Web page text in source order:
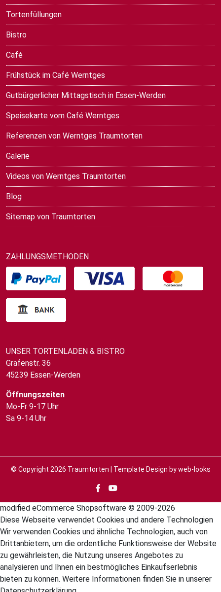
Tortenfüllungen
Bistro
Café
Frühstück im Café Werntges
Gutbürgerlicher Mittagstisch in Essen-Werden
Speisekarte vom Café Werntges
Referenzen von Werntges Traumtorten
Galerie
Videos von Werntges Traumtorten
Blog
Sitemap von Traumtorten
ZAHLUNGSMETHODEN
UNSER TORTENLADEN & BISTRO
Grafenstr. 36
45239 Essen-Werden
Öffnungszeiten
Mo-Fr 9-17 Uhr
Sa 9-14 Uhr
© Copyright 2026 Traumtorten | Template Design byweb-looks
modified eCommerce Shopsoftware © 2009-2026
Diese Webseite verwendet Cookies und andere Technologien
Wir verwenden Cookies und ähnliche Technologien, auch von
Drittanbietern, um die ordentliche Funktionsweise der Website
zu gewährleisten, die Nutzung unseres Angebotes zu
analysieren und Ihnen ein bestmögliches Einkaufserlebnis
bieten zu können. Weitere Informationen finden Sie in unserer